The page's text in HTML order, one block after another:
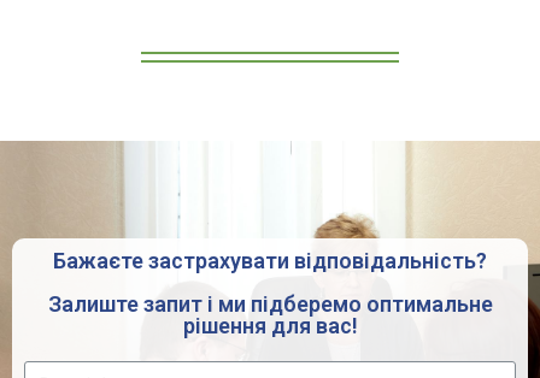
Бажаєте застрахувати відповідальність?
Залиште запит і ми підберемо оптимальне
рішення для вас!